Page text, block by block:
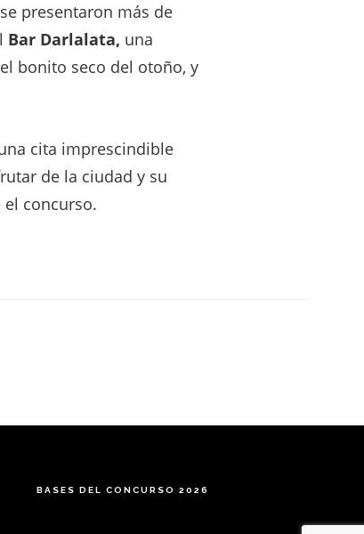
presentaron más de
Bar Darlalata, una
bonito seco del otoño, y
cita imprescindible
de la ciudad y su
concurso.
BASES DEL CONCURSO 2026